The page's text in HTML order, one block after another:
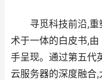
寻觅科技前沿,重
术于一体的白皮书,
手呈现。通过第五代
云服务器的深度融合